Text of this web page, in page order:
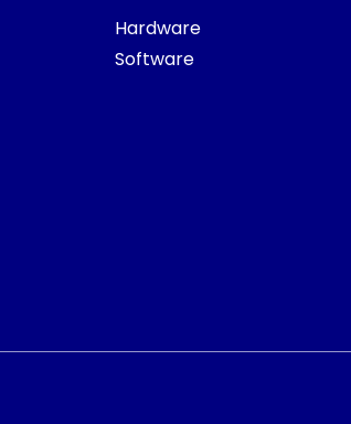
Hardware
Software